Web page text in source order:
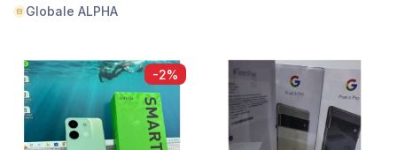
Globale ALPHA
-2%